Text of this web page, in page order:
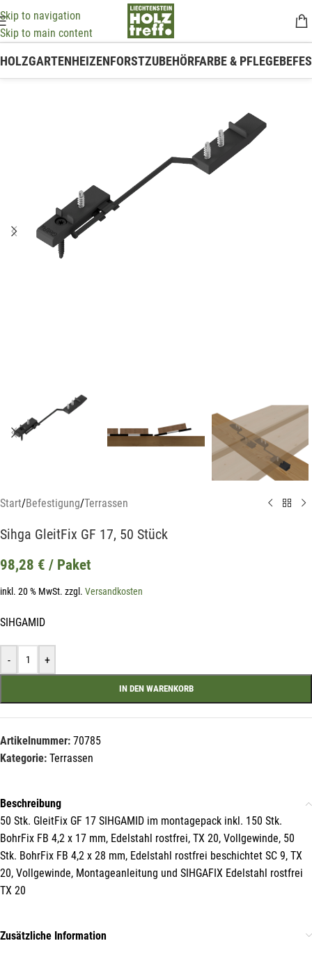
Skip to navigation
Skip to main content
HOLZGARTENHEIZENFORSTZUBEHÖRFARBE & PFLEGE
Start/Befestigung/Terrassen
Sihga GleitFix GF 17, 50 Stück
98,28 € / Paket
inkl. 20 % MwSt. zzgl. Versandkosten
SIHGAMID
- +
IN DEN WARENKORB
Artikelnummer: 70785
Kategorie: Terrassen
Beschreibung
50 Stk. GleitFix GF 17 SIHGAMID im montagepack inkl. 150 Stk.
BohrFix FB 4,2 x 17 mm, Edelstahl rostfrei, TX 20, Vollgewinde, 50
Stk. BohrFix FB 4,2 x 28 mm, Edelstahl rostfrei beschichtet SC 9, TX
20, Vollgewinde, Montageanleitung und SIHGAFIX Edelstahl rostfrei
TX 20
Zusätzliche Information
Mit unserem Newsletter sind Sie
immer top-informiert über
Veranstaltungen und Aktionen
unseres Unternehmens.
E-Mail*
Datenschutzerklärung verwendet werden. Diese Einwilligung ist